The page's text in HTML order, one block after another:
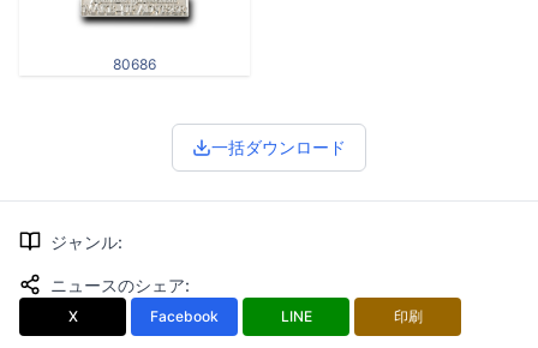
80686
一括ダウンロード
ジャンル:
ニュースのシェア:
X Facebook LINE 印刷